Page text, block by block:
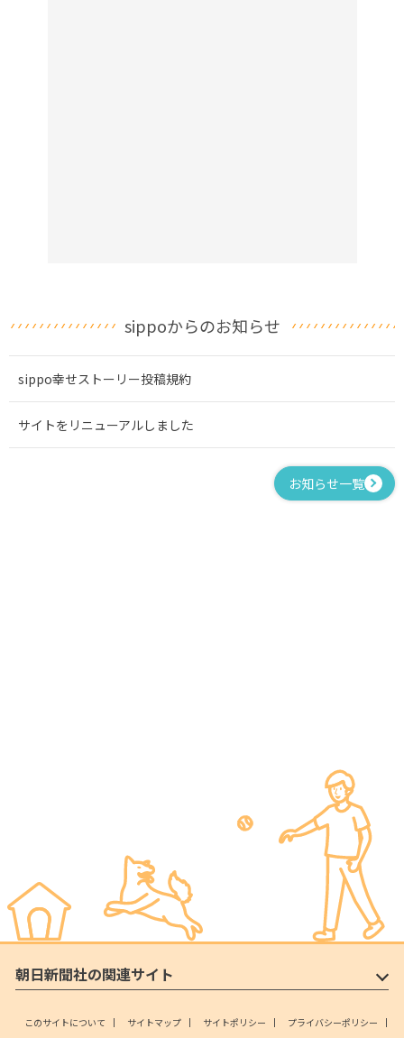
sippoからのお知らせ
sippo幸せストーリー投稿規約
サイトをリニューアルしました
お知らせ一覧
朝日新聞社の関連サイト
このサイトについて サイトマップ サイトポリシー プライバシーポリシー